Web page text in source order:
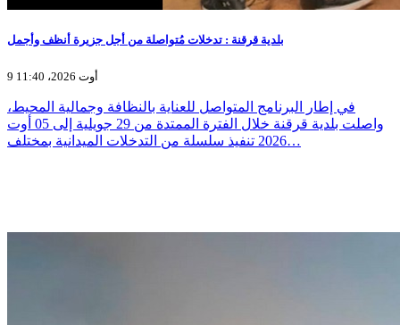
بلدية قرقنة : تدخلات مُتواصلة من أجل جزيرة أنظف وأجمل
9 أوت 2026، 11:40
في إطار البرنامج المتواصل للعناية بالنظافة وجمالية المحيط،
واصلت بلدية قرقنة خلال الفترة الممتدة من 29 جويلية إلى 05 أوت
2026 تنفيذ سلسلة من التدخلات الميدانية بمختلف…